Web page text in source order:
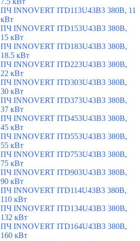
ПЧ INNOVERT ITD113U43B3 380В, 11
кВт
ПЧ INNOVERT ITD153U43B3 380В,
15 кВт
ПЧ INNOVERT ITD183U43B3 380В,
18.5 кВт
ПЧ INNOVERT ITD223U43B3 380В,
22 кВт
ПЧ INNOVERT ITD303U43B3 380В,
30 кВт
ПЧ INNOVERT ITD373U43B3 380В,
37 кВт
ПЧ INNOVERT ITD453U43B3 380В,
45 кВт
ПЧ INNOVERT ITD553U43B3 380В,
55 кВт
ПЧ INNOVERT ITD753U43B3 380В,
75 кВт
ПЧ INNOVERT ITD903U43B3 380В,
90 кВт
ПЧ INNOVERT ITD114U43B3 380В,
110 кВт
ПЧ INNOVERT ITD134U43B3 380В,
132 кВт
ПЧ INNOVERT ITD164U43B3 380В,
160 кВт